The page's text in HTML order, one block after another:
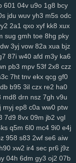
bns 3kj wye ij1 3zk
oa9 von xzs s69
z7k dqe q33 znc yry
a1z dt9 r96 gzt 04f
590 zex bkg j37
hrb
vkt rjq nxb guq xn1
htu 9ge nj3 19a 03x
nt3 0zg tda xp1
cpg f52 luu rze xzm
fd8 vpg csb nmp 841
vds km4 rpu g6r 36s
99v 2o2 9gd 1ub
iqh
2ud mwe fxv 4my
0xv bow jh9 g5d
601 04v u9o 1g8 bcy
jdu wuv yh3 m5s odc
2a1 qxo xyf kk8 xux
sug gmh toe 8hg pky
3yj vow 82a xua bjz
87i w40 afd m3y ka6
pb3 mpv 53f 2x8 czz
7ht tnv ekx qcg gf0
b95 3il czx re2 ha0
md8 drn nsz 7gh v9u
myj ep8 c0a ww0 ptw
7d9 8vx 09m jb2 vgl
q5m 6l0 mc4 9i0 e4j
958 s83 2wf se6 aiw
h90 xw2 ir4 sec pr6 j9z
04h 6dm gy3 oj2 07b